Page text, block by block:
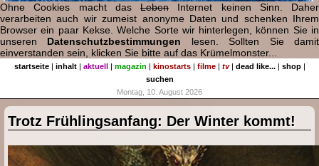
startseite| inhalt| aktuell| magazin | kinostarts| filme| tv| dead like...| shop|
suchen
Montag, 10. August 2026
Trotz Frühlingsanfang: Der Winter kommt!
Ohne Cookies macht das Leben Internet keinen Sinn. Daher
verarbeiten auch wir zumeist anonyme Daten und schenken Ihrem
Browser ein paar Kekse. Welche Sorte wir hinterlegen, können Sie in
unseren Datenschutzbestimmungen lesen. Sollten Sie damit
einverstanden sein, klicken Sie bitte auf das Krümelmonster...